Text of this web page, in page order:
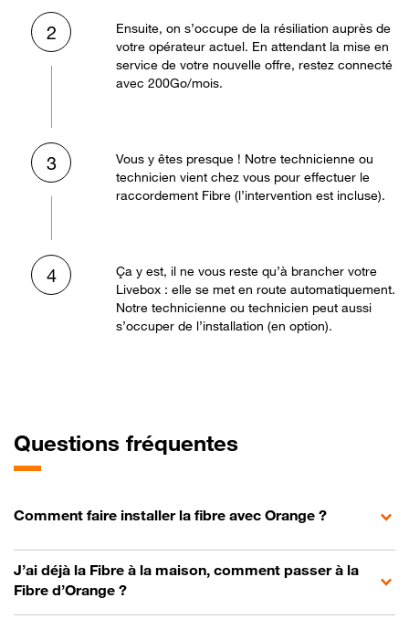
2
Ensuite, on s’occupe de la résiliation auprès de
votre opérateur actuel. En attendant la mise en
service de votre nouvelle offre, restez connecté
avec 200Go/mois.
3
Vous y êtes presque ! Notre technicienne ou
technicien vient chez vous pour effectuer le
raccordement Fibre (l’intervention est incluse).
4
Ça y est, il ne vous reste qu’à brancher votre
Livebox : elle se met en route automatiquement.
Notre technicienne ou technicien peut aussi
s’occuper de l’installation (en option).
Questions fréquentes
Comment faire installer la fibre avec Orange ?
J’ai déjà la Fibre à la maison, comment passer à la
Fibre d’Orange ?